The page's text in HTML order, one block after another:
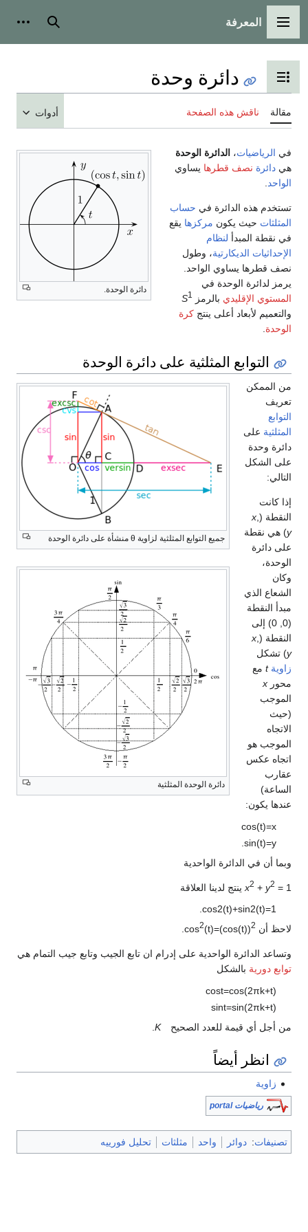
القائمة الرئيسية
المعرفة بحث
تبديل عرض جدول المحتويات
دائرة وحدة
مقالة ناقش هذه الصفحة أدوات
دائرة الوحدة.
في الرياضيات، الدائرة الوحدة
هي دائرة نصف قطرها يساوي
الواحد
تستخدم هذه الدائرة في حساب
المثلثات حيث يكون مركزها يقع
في نقطة المبدأ لنظام
الإحداثيات الديكارتية، وطول
نصف قطرها يساوي الواحد.
يرمز لدائرة الوحدة في
المستوي الإقليدي بالرمز S1
والتعميم لأبعاد أعلى ينتج كرة
الوحدة
التوابع المثلثية على دائرة الوحدة
جميع التوابع المثلثية لزاوية θ منشأة على دائرة الوحدة
دائرة الوحدة المثلثية
من الممكن
تعريف
التوابع
المثلثية على
دائرة وحدة
على الشكل
التالي:
إذا كانت
النقطة ( x,
y) هي نقطة
على دائرة
الوحدة،
وكان
الشعاع الذي
مبدأ النقطة
(0, 0) إلى
النقطة ( x,
y) تشكل
زاوية t مع
محور x
الموجب
(حيث
الاتجاه
الموجب هو
اتجاه عكس
عقارب
الساعة)
عندها يكون:
cos(t)=x
sin(t)=y
وبما أن في الدائرة الواحدية
x2 + y2 = 1 ينتج لدينا العلاقة
cos2(t)+sin2(t)=1
.
لاحظ أن cos
2(t)=(cos(t))2
.
وتساعد الدائرة الواحدية على إدرام ان تابع الجيب وتابع جيب التمام هي
توابع دورية بالشكل
cost=cos(2πk+t)
sint=sin(2πk+t)
من أجل أي قيمة للعدد الصحيحK
انظر أيضاً
زاوية
رياضيات portal
تصنيفات: دوائر واحد مثلثات تحليل فورييه